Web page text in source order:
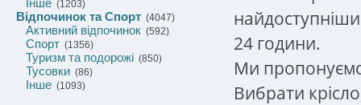
Інше (1203)
Відпочинок та Спорт (4047)
Активний відпочинок (592)
Спорт (1356)
Туризм та подорожі (850)
Тусовки (86)
Інше (1093)
24 години.
Ми
Вибрати